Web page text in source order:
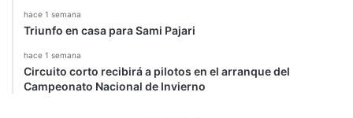
hace 1 semana
Triunfo en casa para Sami Pajari
hace 1 semana
Circuito corto recibirá a pilotos en el arranque del
Campeonato Nacional de Invierno